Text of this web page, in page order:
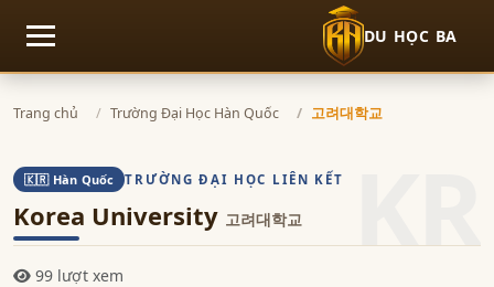
Mở menu DU HỌC BA
Trang chủ Trường Đại Học Hàn Quốc 고려대학교
KR
🇰🇷 Hàn Quốc TRƯỜNG ĐẠI HỌC LIÊN KẾT
Korea University 고려대학교
99 lượt xem